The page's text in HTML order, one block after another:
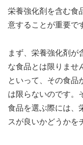
栄養強化剤を含む食
意することが重要で
まず、栄養強化剤が
な食品とは限りませ
といって、その食品
は限らないのです。
食品を選ぶ際には、
スが良いかどうかを